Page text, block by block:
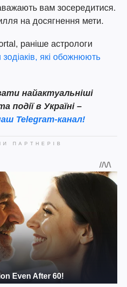
вам зосередитися.
на досягнення мети.
раніше астрологи
зодіаків, які обожнюють
найактуальніші
події в Україні –
Telegram-канал!